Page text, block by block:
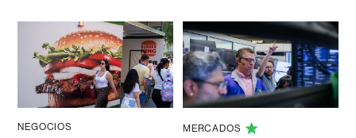
NEGOCIOS MERCADOS